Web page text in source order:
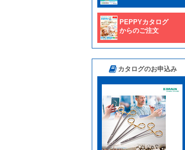
PEPPYカタログ
からのご注文
カタログのお申込み